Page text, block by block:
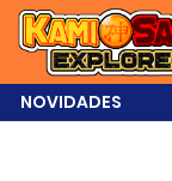
NOVIDADES